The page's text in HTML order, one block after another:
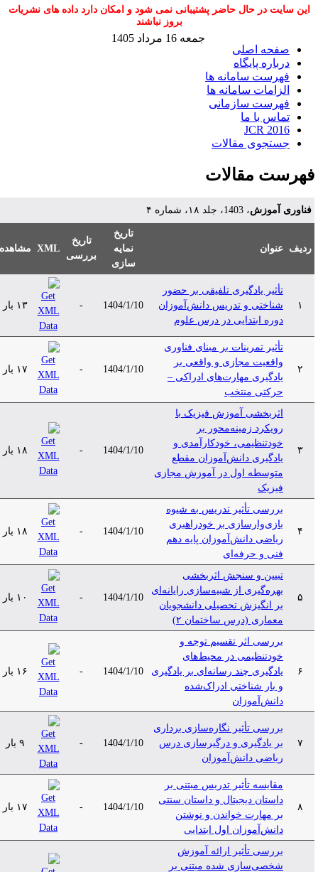
این سایت در حال حاضر پشتیبانی نمی شود و امکان دارد داده های نشریات
بروز نباشند
صفحه اصلی
درباره پایگاه
فهرست سامانه ها
الزامات سامانه ها
فهرست سازمانی
تماس با ما
JCR 2016
جستجوی مقالات
جمعه 16 مرداد 1405
مقالات
فناوری آموزش، 1403، جلد ۱۸، شماره ۴
ردیف عنوان
تاریخ
نمایه
سازی
تاریخ
بررسی
XML مشاهده
تأثیر یادگیری تلفیقی بر حضور
شناختی و تدریس دانش‌آموزان
دوره ابتدایی در درس علوم
1404/1/10 ۱۳ بار
تأثیر تمرینات بر مبنای فناوری
واقعیت مجازی و واقعی بر
یادگیری مهارت‌های ادراکی –
حرکتی منتخب
1404/1/10 ۱۷ بار
اثربخشی آموزش فیزیک با
رویکرد زمینه‌محور بر
خودتنظیمی، خودکارآمدی و
یادگیری دانش‌آموزان مقطع
متوسطه اول در آموزش مجازی
فیزیک
1404/1/10 ۱۸ بار
بررسی تأثیر تدریس به شیوه
بازی‌وارسازی بر خودراهبری
ریاضی دانش‌آموزان پایه دهم
فنی و حرفه‌ای
1404/1/10 ۱۸ بار
تبیین و سنجش اثربخشی
بهره‌گیری از شبیه‌سازی رایانه‌ای
بر انگیزش تحصیلی دانشجویان
معماری (درس ساختمان ۲)
1404/1/10 ۱۰ بار
بررسی اثر تقسیم توجه و
خودتنظیمی در محیط‌های
یادگیری چند رسانه‌ای بر یادگیری
و بار شناختی ادراک‌شده
دانش‌آموزان
1404/1/10 ۱۶ بار
بررسی تأثیر نگاره‌سازی برداری
بر یادگیری و درگیرسازی درس
ریاضی دانش‌آموزان
1404/1/10
مقایسه تأثیر تدریس مبتنی بر
داستان دیجیتال و داستان سنتی
بر مهارت خواندن و نوشتن
دانش‌آموزان اول ابتدایی
1404/1/10 ۱۷ بار
بررسی تأثیر ارائه‌ آموزش
شخصی‌‌سازی ‌شده مبتنی ‌بر